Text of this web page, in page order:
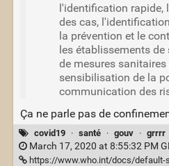
l'identification rapide,
des cas,
la prévention et le
les établissements
de mesures
sensibilisation de la
communication des
Ça ne parle pas de
covid19 · santé · gouv · grrrr
March 17, 2020 at 8:55:32 PM
https://www.who.int/docs/default-source/coronaviruse/situation-